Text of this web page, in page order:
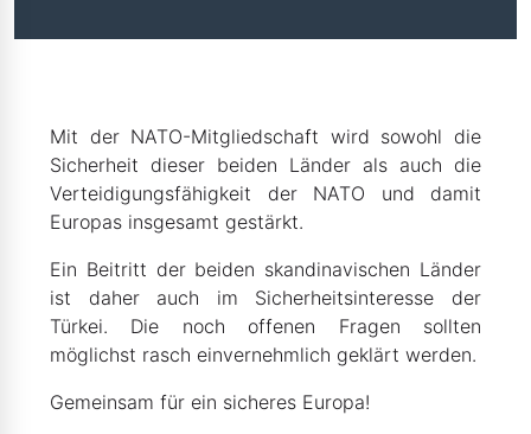
Mit der NATO-Mitgliedschaft wird sowohl die
Sicherheit dieser beiden Länder als auch die
Verteidigungsfähigkeit der NATO und damit
Europas insgesamt gestärkt.
Ein Beitritt der beiden skandinavischen Länder
ist daher auch im Sicherheitsinteresse der
Türkei. Die noch offenen Fragen sollten
möglichst rasch einvernehmlich geklärt werden.
Gemeinsam für ein sicheres Europa!